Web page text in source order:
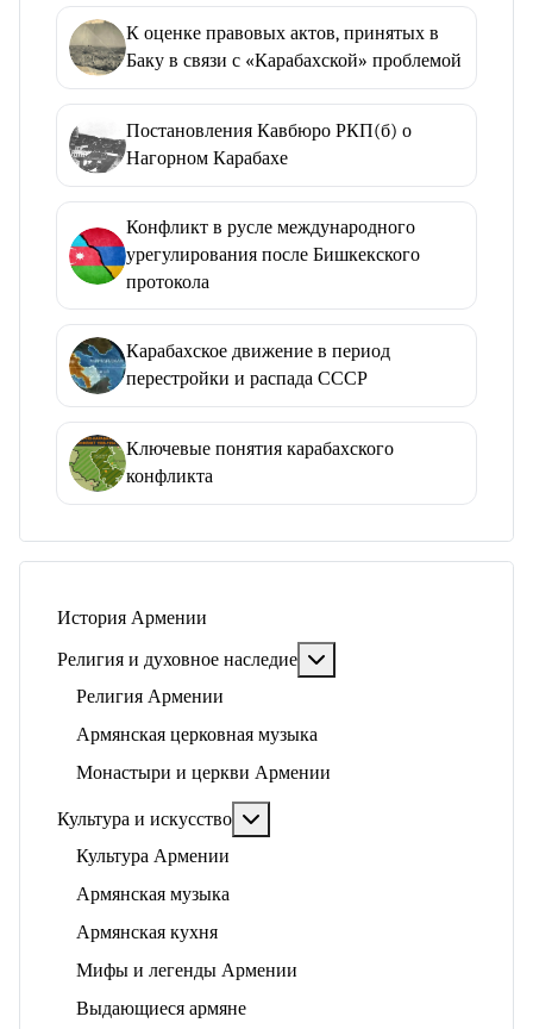
История Армении
Религия и духовное наследие
Религия Армении
Армянская церковная музыка
Монастыри и церкви Армении
Культура и искусство
Культура Армении
Армянская музыка
Армянская кухня
Мифы и легенды Армении
Выдающиеся армяне
К оценке правовых актов, принятых в
Баку в связи с «Карабахской» проблемой
Постановления Кавбюро РКП(б) о
Нагорном Карабахе
Конфликт в русле международного
урегулирования после Бишкекского
протокола
Карабахское движение в период
перестройки и распада СССР
Ключевые понятия карабахского
конфликта